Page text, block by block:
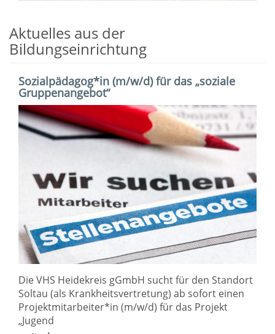
Aktuelles aus der
Bildungseinrichtung
Sozialpädagog*in (m/w/d) für das „soziale
Gruppenangebot“
Die VHS Heidekreis gGmbH sucht für den Standort
Soltau (als Krankheitsvertretung) ab sofort einen
Projektmitarbeiter*in (m/w/d) für das Projekt
„Jugend